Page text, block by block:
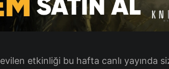
etkinliği bu hafta canlı yayında